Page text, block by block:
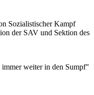
Sozialistischer Kampf
der SAV und Sektion des
weiter in den Sumpf"